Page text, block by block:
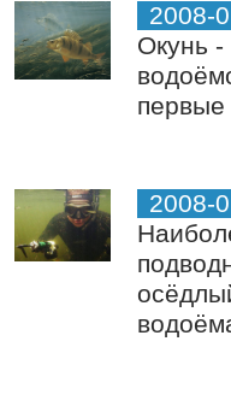
2008-
Окунь
первые
2008-